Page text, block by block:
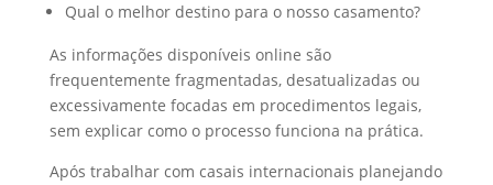
Qual o melhor destino para o nosso casamento?
As informações disponíveis online são
frequentemente fragmentadas, desatualizadas ou
excessivamente focadas em procedimentos legais,
sem explicar como o processo funciona na prática.
Após trabalhar com casais internacionais planejando